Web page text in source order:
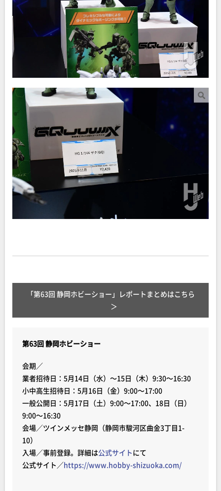
「第63回 静岡ホビーショー」レポートまとめはこちら
第63回 静岡ホビーショー
会期／
業者招待日：5月14日（水）～15日（木）9:30～16:30
小中高生招待日：5月16日（金）9:00～17:00
一般公開日：5月17日（土）9:00～17:00、18日（日）
9:00～16:30
会場／ツインメッセ静岡（静岡市駿河区曲金3丁目1-
10）
入場／事前登録。詳細は公式サイトにて
公式サイト／https://www.hobby-shizuoka.com/